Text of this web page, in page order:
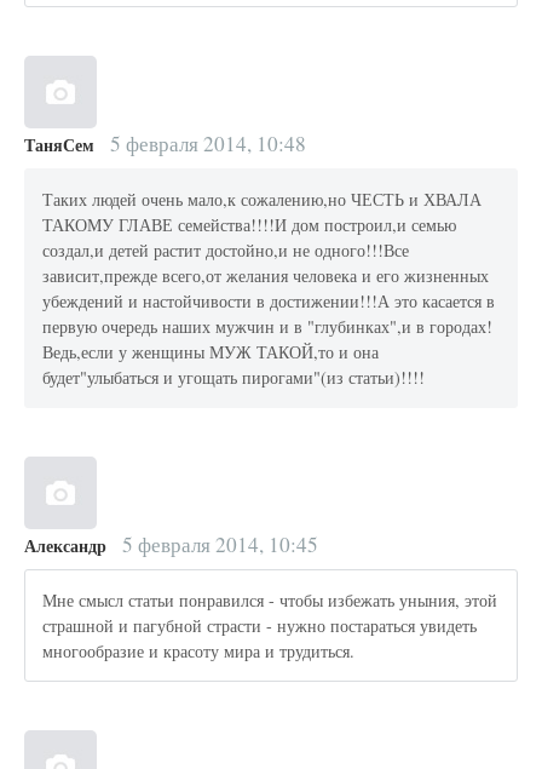
ТаняСем 5 февраля 2014, 10:48
Таких людей очень мало,к сожалению,но ЧЕСТЬ и ХВАЛА
ТАКОМУ ГЛАВЕ семейства!!!!И дом построил,и семью
создал,и детей растит достойно,и не одного!!!Все
зависит,прежде всего,от желания человека и его жизненных
убеждений и настойчивости в достижении!!!А это касается в
первую очередь наших мужчин и в "глубинках",и в городах!
Ведь,если у женщины МУЖ ТАКОЙ,то и она
будет"улыбаться и угощать пирогами"(из статьи)!!!!
Александр 5 февраля 2014, 10:45
Мне смысл статьи понравился - чтобы избежать уныния, этой
страшной и пагубной страсти - нужно постараться увидеть
многообразие и красоту мира и трудиться.